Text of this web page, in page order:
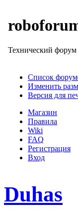
Технический форум
Список
Изменить
Версия для
Магазин
Правила
Wiki
FAQ
Регистрация
Вход
Duhas